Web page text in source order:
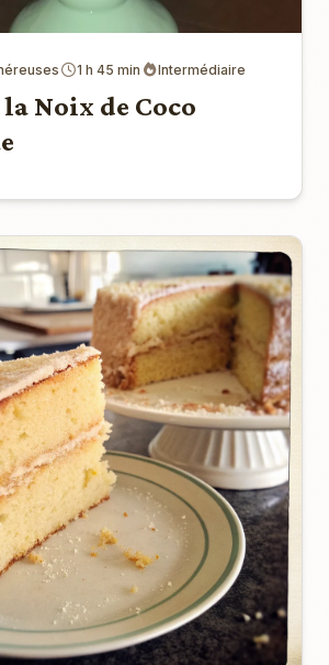
1 h 45 min Intermédiaire
la Noix de Coco